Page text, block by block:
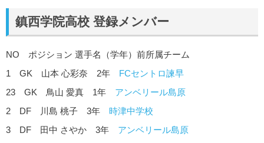
鎮西学院高校 登録メンバー
NO ポジション 選手名（学年）前所属チーム
1 GK 山本 心彩奈 2年 FCセントロ諫早
23 GK 鳥山 愛真 1年 アンベリール島原
2 DF 川島 桃子 3年 時津中学校
3 DF 田中 さやか 3年 アンベリール島原